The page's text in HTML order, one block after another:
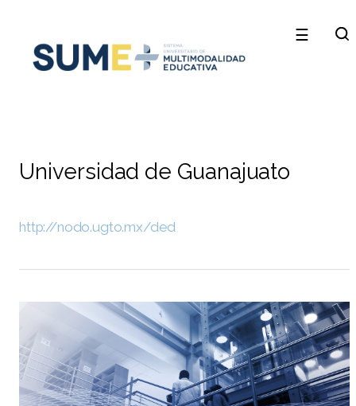
☰
Universidad de Guanajuato
http://nodo.ugto.mx/ded